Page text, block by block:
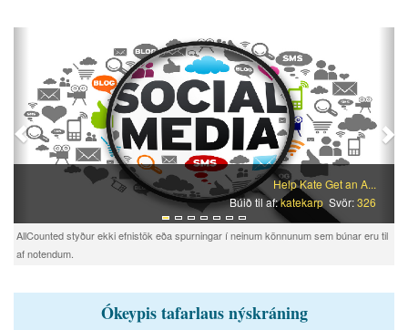
Help Kate Get an A...
Búið til af:katekarp Svör:326
Fyrra
AllCounted styður ekki efnistök eða spurningar í neinum könnunum sem búnar eru til
af notendum.
Ókeypis tafarlaus nýskráning